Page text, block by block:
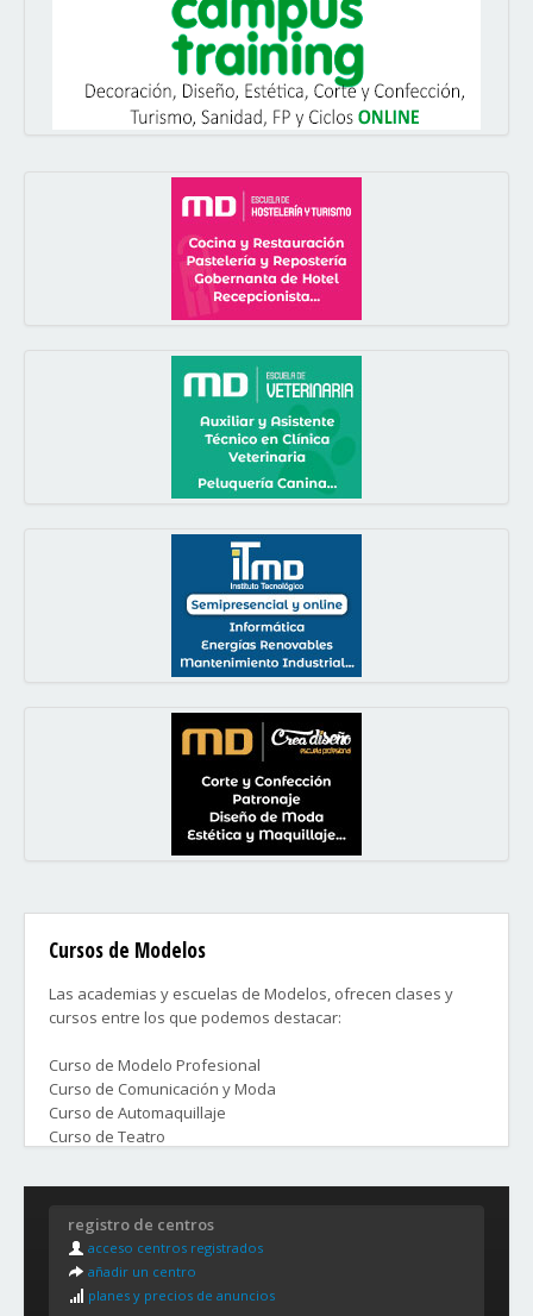
Cursos de Modelos
Las academias y escuelas de Modelos, ofrecen clases y
cursos entre los que podemos destacar:
Curso de Modelo Profesional
Curso de Comunicación y Moda
Curso de Automaquillaje
Curso de Teatro
Curso de Protocolo
Cursos que te preparan profesionalmente para poder
ocupar un puesto de trabajo en el mundo de la Moda.
registro de centros
acceso centros registrados
añadir un centro
planes y precios de anuncios